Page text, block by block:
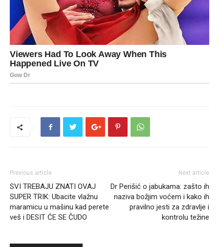
Previous article
SVI TREBAJU ZNATI OVAJ
SUPER TRIK: Ubacite vlažnu
maramicu u mašinu kad perete
veš i DESIT ĆE SE ČUDO
Next article
Dr Perišić o jabukama: zašto ih
naziva božjim voćem i kako ih
pravilno jesti za zdravlje i
kontrolu težine